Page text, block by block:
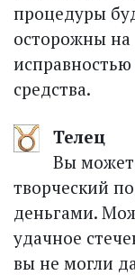
процедуры
осторожны на
исправностью
средства.
Телец
Вы
творческий
деньгами.
удачное
вы не могли